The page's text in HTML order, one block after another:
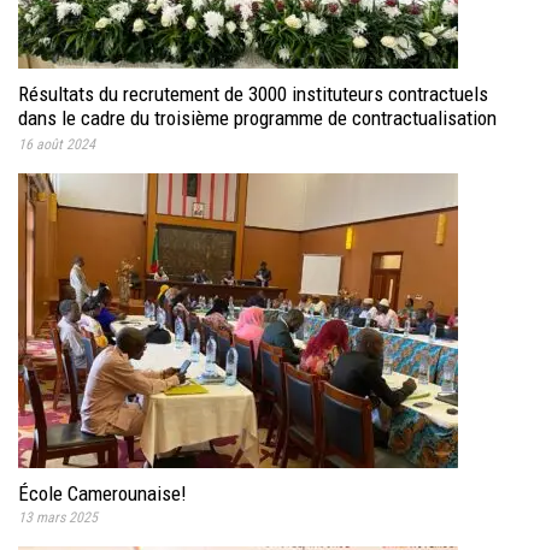
Résultats du recrutement de 3000 instituteurs contractuels
dans le cadre du troisième programme de contractualisation
des enseignants au MINEDUB, cinquième phase, au titre de
16 août 2024
École Camerounaise!
13 mars 2025